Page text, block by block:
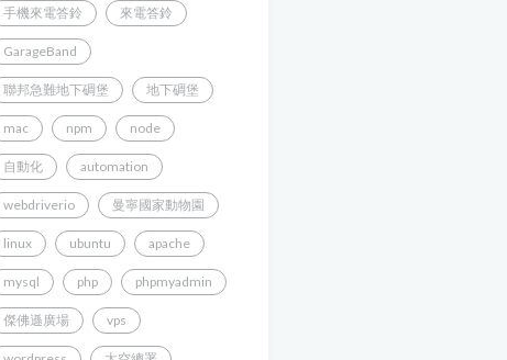
手機來電答鈴 來電答鈴
GarageBand
聯邦急難地下碉堡 地下碉堡
mac npm node
自動化 automation
webdriverio 曼寧國家動物園
linux ubuntu apache
mysql php phpmyadmin
傑佛遜廣場 vps